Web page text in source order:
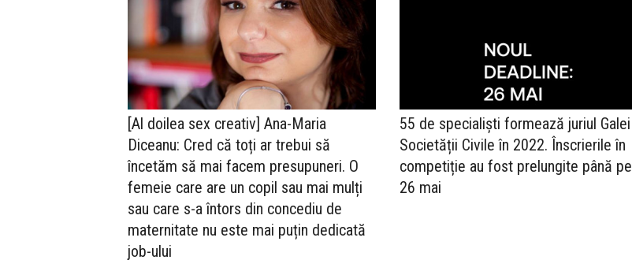
[Al doilea sex creativ] Ana-Maria
Diceanu: Cred că toți ar trebui să
încetăm să mai facem presupuneri. O
femeie care are un copil sau mai mulți
sau care s-a întors din concediu de
maternitate nu este mai puțin dedicată
job-ului
55 de specialiști formează juriul Galei
Societății Civile în 2022. Înscrierile în
competiție au fost prelungite până pe
26 mai